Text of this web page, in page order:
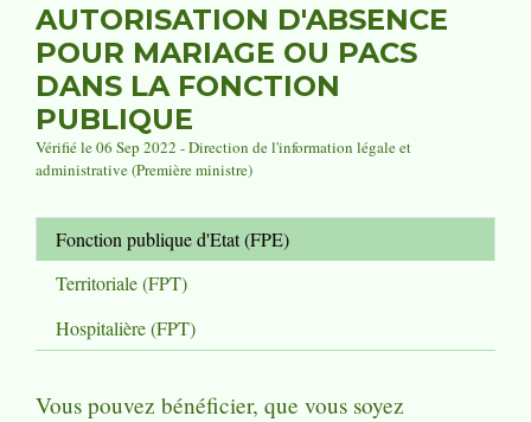
AUTORISATION D'ABSENCE
POUR MARIAGE OU PACS
DANS LA FONCTION
PUBLIQUE
Vérifié le 06 Sep 2022 - Direction de l'information légale et
administrative (Première ministre)
Fonction publique d'Etat (FPE)
Territoriale (FPT)
Hospitalière (FPT)
Vous pouvez bénéficier, que vous soyez